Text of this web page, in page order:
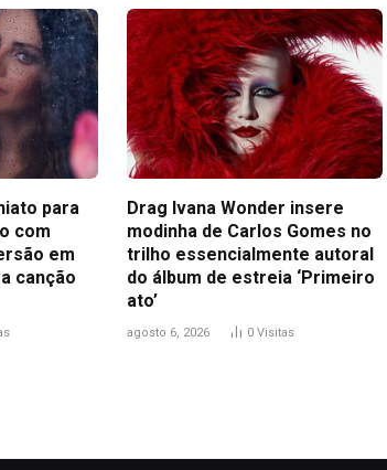
para
com
em
canção
Drag Ivana Wonder insere
modinha de Carlos Gomes no
trilho essencialmente autoral
do álbum de estreia ‘Primeiro
ato’
agosto 6, 2026 0 Visitas